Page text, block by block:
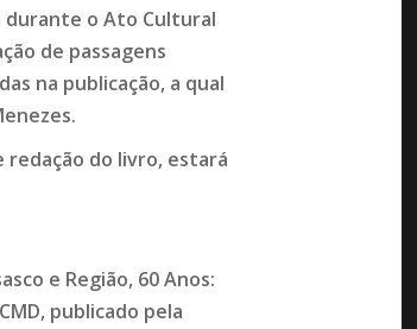
durante o Ato Cultural
de passagens
na publicação, a qual
redação do livro, estará
e Região, 60 Anos:
publicado pela